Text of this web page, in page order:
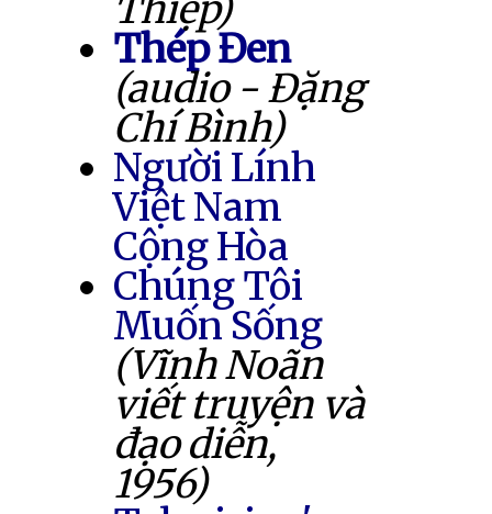
Thép Đen
(audio - Đặng
Chí Bình)
Người Lính
Việt Nam
Cộng Hòa
Chúng Tôi
Muốn Sống
(Vĩnh Noãn
viết truyện và
đạo diễn,
1956)